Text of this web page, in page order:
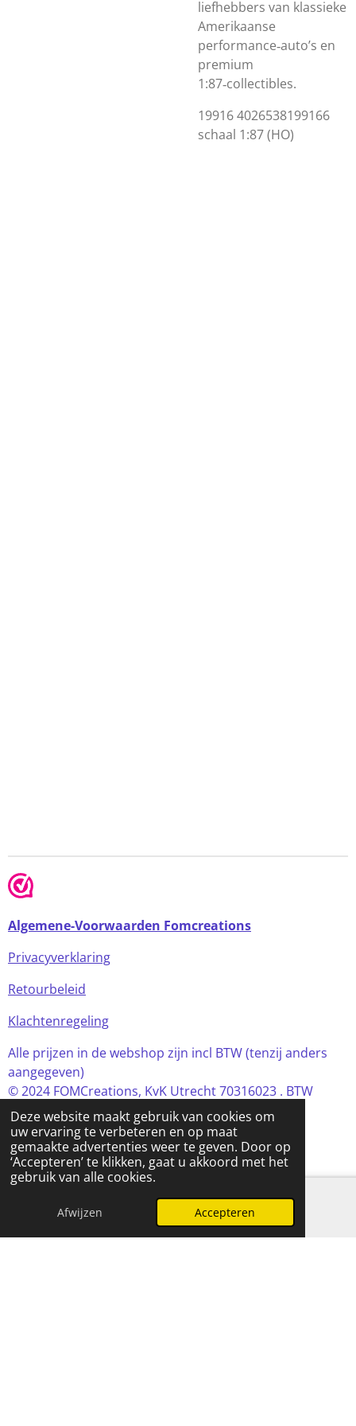
Deze website maakt gebruik van cookies om
uw ervaring te verbeteren en op maat
gemaakte advertenties weer te geven. Door op
‘Accepteren’ te klikken, gaat u akkoord met het
gebruik van alle cookies.
Afwijzen Accepteren
Amerikaanse
performance‑auto’s en
premium
1:87‑collectibles.
19916 4026538199166
schaal 1:87 (HO)
Algemene-Voorwaarden Fomcreations
Privacyverklaring
Retourbeleid
Klachtenregeling
Alle prijzen in de webshop zijn incl BTW (tenzij anders
aangegeven)
© 2024 FOMCreations, KvK Utrecht 70316023 . BTW
Powered byJouwWeb
E-mailadres